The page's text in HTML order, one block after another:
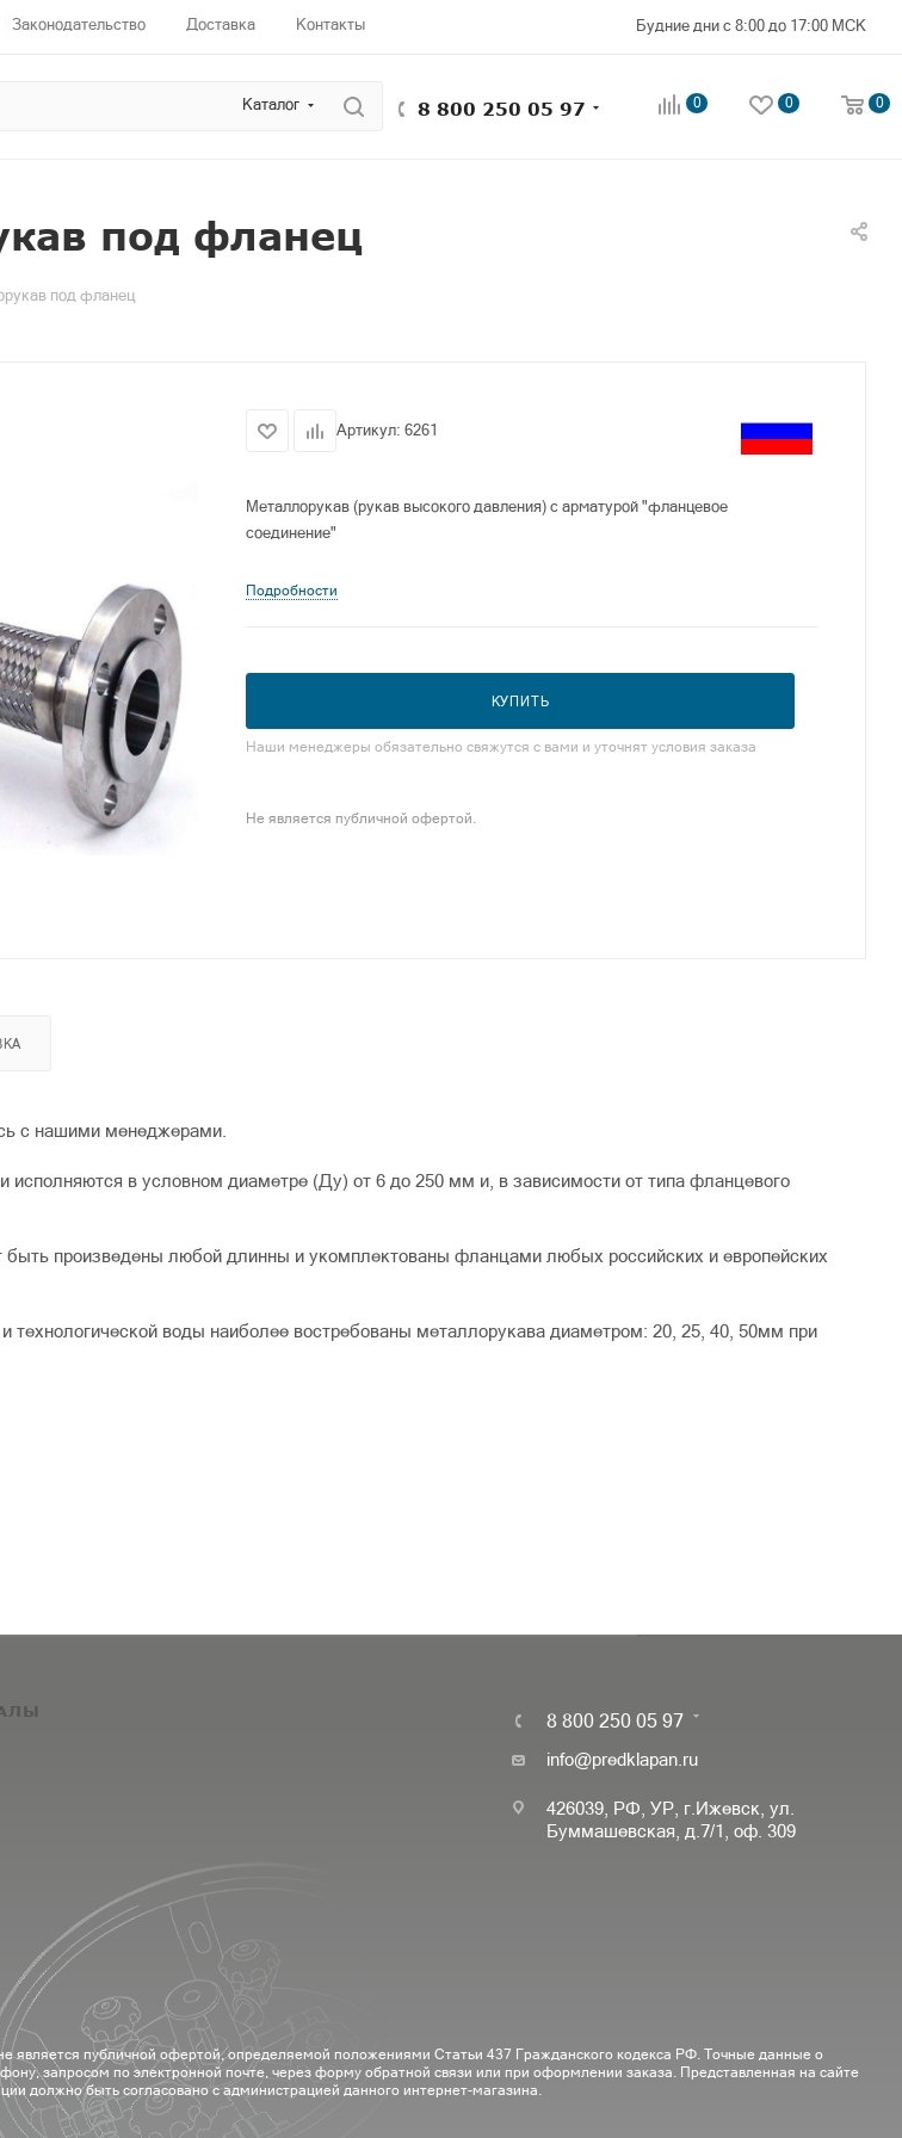
Законодательство Доставка Контакты Будние дни с 8:00 до 17:00 МСК
Каталог 8 800 250 05 97 0 0 0
под фланец
под фланец
Артикул: 6261
Металлорукав (рукав высокого давления) с арматурой "фланцевое
соединение"
Подробности
КУПИТЬ
Наши менеджеры обязательно свяжутся с вами и уточнят условия заказа
Не является публичной офертой.
с нашими менеджерами.
в условном диаметре (Ду) от 6 до 250 мм и, в зависимости от типа фланцевого
произведены любой длинны и укомплектованы фланцами любых российских и европейских
технологической воды наиболее востребованы металлорукава диаметром: 20, 25, 40, 50мм при
8 800 250 05 97
info@predklapan.ru
426039, РФ, УР, г.Ижевск, ул.
Буммашевская, д.7/1, оф. 309
является публичной офертой, определяемой положениями Статьи 437 Гражданского кодекса РФ. Точные данные о
запросом по электронной почте, через форму обратной связи или при оформлении заказа. Представленная на сайте
должно быть согласовано с администрацией данного интернет-магазина.